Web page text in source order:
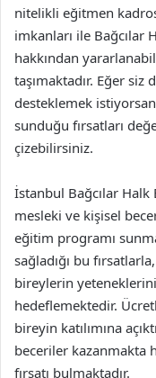
nitelikli eğitmen
imkanları ile Bağcılar
hakkından
taşımaktadır. Eğer
desteklemek
sunduğu fırsatları
çizebilirsiniz.
İstanbul Bağcılar
mesleki ve kişisel
eğitim programı
sağladığı bu
bireylerin
hedeflemektedir.
bireyin katılımına
beceriler kazanmakta
fırsatı bulmaktadır.